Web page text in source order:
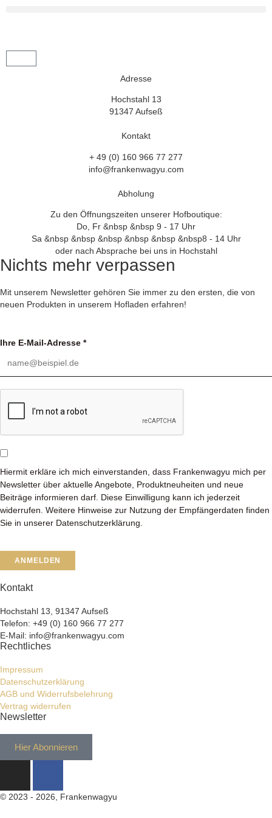
Adresse
Hochstahl 13
91347 Aufseß
Kontakt
+ 49 (0) 160 966 77 277
info@frankenwagyu.com
Abholung
Zu den Öffnungszeiten unserer Hofboutique:
Do, Fr &nbsp &nbsp 9 - 17 Uhr
Sa &nbsp &nbsp &nbsp &nbsp &nbsp &nbsp8 - 14 Uhr
oder nach Absprache bei uns in Hochstahl
Nichts mehr verpassen
Mit unserem Newsletter gehören Sie immer zu den ersten, die von
neuen Produkten in unserem Hofladen erfahren!
Ihre E-Mail-Adresse *
Hiermit erkläre ich mich einverstanden, dass Frankenwagyu mich per
Newsletter über aktuelle Angebote, Produktneuheiten und neue
Beiträge informieren darf. Diese Einwilligung kann ich jederzeit
widerrufen. Weitere Hinweise zur Nutzung der Empfängerdaten finden
Sie in unserer Datenschutzerklärung.
ANMELDEN
Kontakt
Hochstahl 13, 91347 Aufseß
Telefon: +49 (0) 160 966 77 277
E-Mail: info@frankenwagyu.com
Rechtliches
Impressum
Datenschutzerklärung
AGB und Widerrufsbelehrung
Vertrag widerrufen
Newsletter
Hier Abonnieren
© 2023 - 2026, Frankenwagyu